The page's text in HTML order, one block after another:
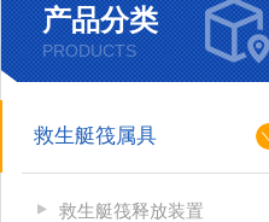
产品分类
PRODUCTS
救生艇筏属具
救生艇筏释放装置